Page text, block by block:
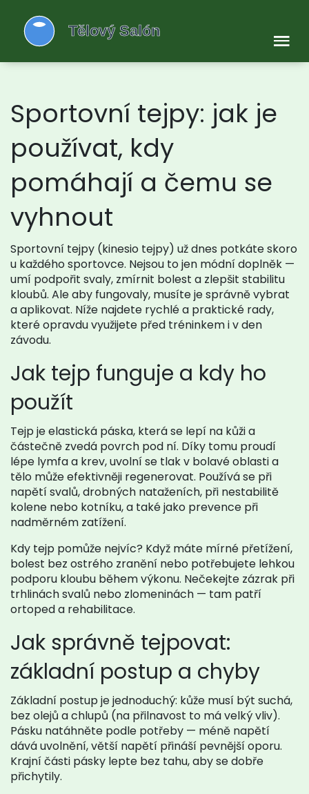
Sportovní tejpy: jak je
používat, kdy
pomáhají a čemu se
vyhnout
Sportovní tejpy (kinesio tejpy) už dnes potkáte skoro
u každého sportovce. Nejsou to jen módní doplněk —
umí podpořit svaly, zmírnit bolest a zlepšit stabilitu
kloubů. Ale aby fungovaly, musíte je správně vybrat
a aplikovat. Níže najdete rychlé a praktické rady,
které opravdu využijete před tréninkem i v den
závodu.
Jak tejp funguje a kdy ho
použít
Tejp je elastická páska, která se lepí na kůži a
částečně zvedá povrch pod ní. Díky tomu proudí
lépe lymfa a krev, uvolní se tlak v bolavé oblasti a
tělo může efektivněji regenerovat. Používá se při
napětí svalů, drobných nataženích, při nestabilitě
kolene nebo kotníku, a také jako prevence při
nadměrném zatížení.
Kdy tejp pomůže nejvíc? Když máte mírné přetížení,
bolest bez ostrého zranění nebo potřebujete lehkou
podporu kloubu během výkonu. Nečekejte zázrak při
trhlinách svalů nebo zlomeninách — tam patří
ortoped a rehabilitace.
Jak správně tejpovat:
základní postup a chyby
Základní postup je jednoduchý: kůže musí být suchá,
bez olejů a chlupů (na přilnavost to má velký vliv).
Pásku natáhněte podle potřeby — méně napětí
dává uvolnění, větší napětí přináší pevnější oporu.
Krajní části pásky lepte bez tahu, aby se dobře
přichytily.